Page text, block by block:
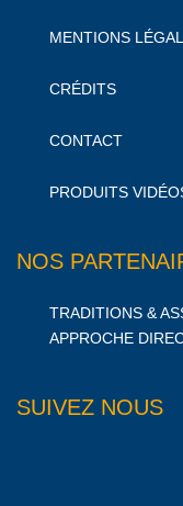
MENTIONS
CRÉDITS
CONTACT
PRODUITS
NOS
TRADITIONS &
APPROCHE
SUIVEZ NOUS